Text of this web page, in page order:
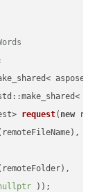
request( new
))